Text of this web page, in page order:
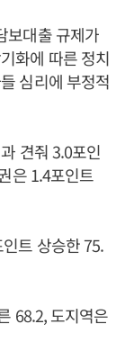
보대출 규제가
화에 따른 정치
심리에 부정적
견줘 3.0포인
은 1.4포인트
트 상승한 75.
68.2, 도지역은